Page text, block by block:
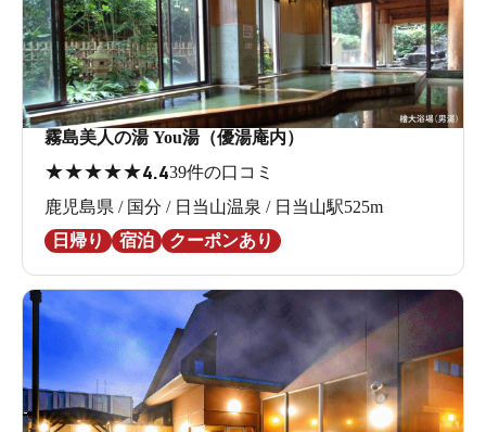
霧島美人の湯 You湯（優湯庵内）
★★★★★4.439件の口コミ
鹿児島県 / 国分 / 日当山温泉 / 日当山駅525m
日帰り
宿泊 クーポンあり